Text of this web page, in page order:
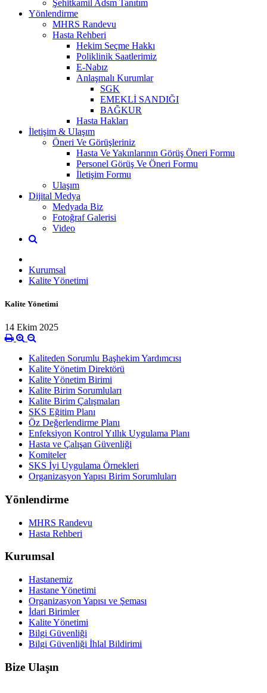
Şehitkamil Adsm Tanıtım
Yönlendirme
MHRS Randevu
Hasta Rehberi
Hekim Seçme Hakkı
Poliklinik Saatlerimiz
E-Nabız
Anlaşmalı Kurumlar
SGK
EMEKLİ SANDIĞI
BAĞKUR
Hasta Hakları
İletişim & Ulaşım
Öneri Ve Görüşleriniz
Hasta Ve Yakınlarının Görüş Öneri Formu
Personel Görüş Ve Öneri Formu
İletişim Formu
Ulaşım
Dijital Medya
Medyada Biz
Fotoğraf Galerisi
Video
Kurumsal
Kalite Yönetimi
Kalite Yönetimi
14 Ekim 2025
Kaliteden Sorumlu Başhekim Yardımcısı
Kalite Yönetim Direktörü
Kalite Yönetim Birimi
Kalite Birim Sorumluları
Kalite Birim Çalışmaları
SKS Eğitim Planı
Öz Değerlendirme Planı
Enfeksiyon Kontrol Yıllık Uygulama Planı
Hasta ve Çalışan Güvenliği
Komiteler
SKS İyi Uygulama Örnekleri
Organizasyon Yapısı Birim Sorumluları
Yönlendirme
MHRS Randevu
Hasta Rehberi
Kurumsal
Hastanemiz
Hastane Yönetimi
Organizasyon Yapısı ve Şeması
İdari Birimler
Kalite Yönetimi
Bilgi Güvenliği
Bilgi Güvenliği İhlal Bildirimi
Bize Ulaşın